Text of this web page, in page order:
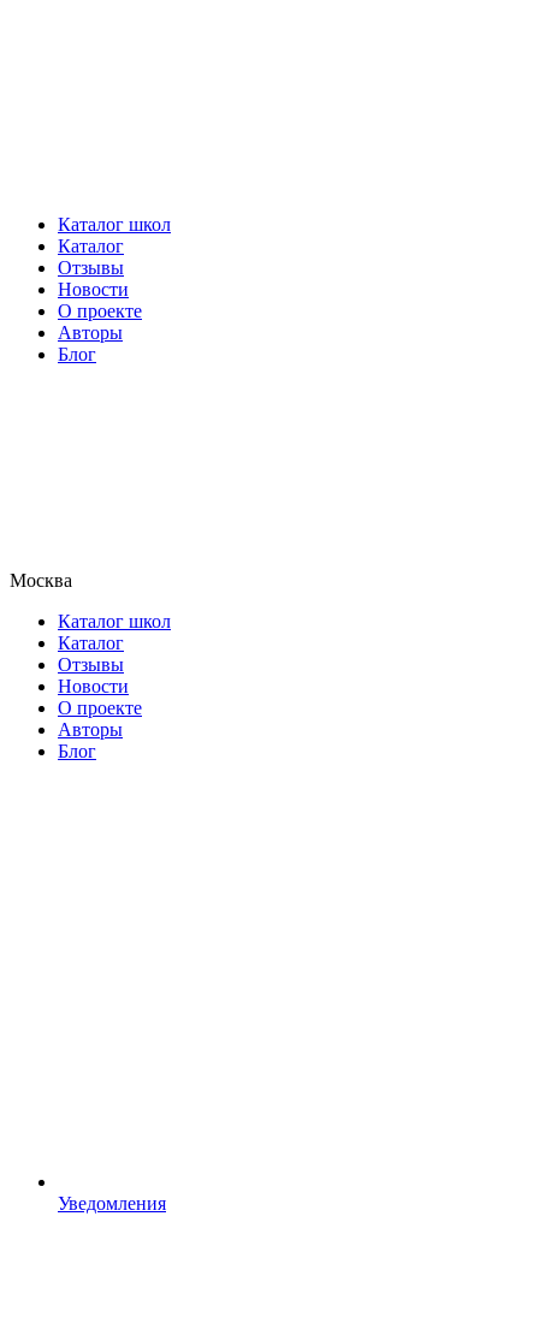
Каталог школ
Каталог
Отзывы
Новости
О проекте
Авторы
Блог
Москва
Каталог школ
Каталог
Отзывы
Новости
О проекте
Авторы
Блог
Уведомления